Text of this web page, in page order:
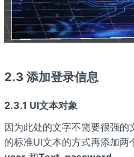
2.3 添加登录信息
2.3.1 UI文本对象
因为此处的文字不需要很强
的标准UI文本的方式再添加两